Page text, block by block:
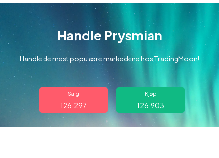
Om oss
Handle Prysmian
Handle de mest populære markedene hos TradingMoon!
Salg
126.297
Kjøp
126.903